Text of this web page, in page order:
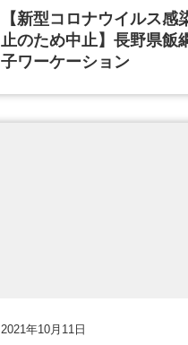
【新型コロナウイルス感
止のため中止】長野県飯
子ワーケーション
2021年10月11日